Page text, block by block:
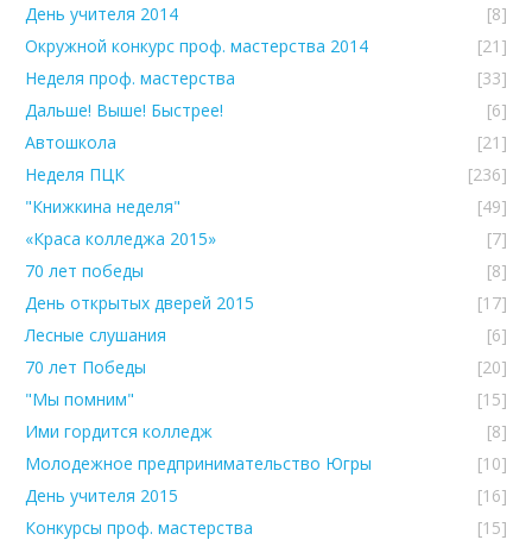
День учителя 2014
[8]
Окружной конкурс проф. мастерства 2014
[21]
Неделя проф. мастерства
[33]
Дальше! Выше! Быстрее!
[6]
Автошкола
[21]
Неделя ПЦК
[236]
"Книжкина неделя"
[49]
«Краса колледжа 2015»
[7]
70 лет победы
[8]
День открытых дверей 2015
[17]
Лесные слушания
[6]
70 лет Победы
[20]
"Мы помним"
[15]
Ими гордится колледж
[8]
Молодежное предпринимательство Югры
[10]
День учителя 2015
[16]
Конкурсы проф. мастерства
[15]